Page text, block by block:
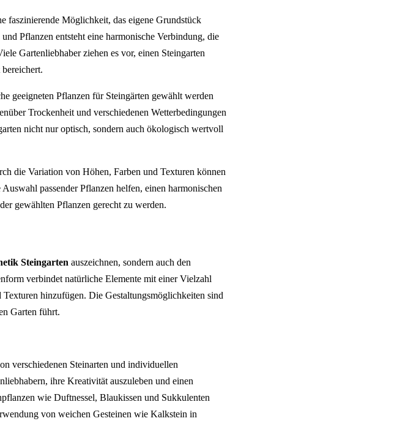
faszinierende Möglichkeit, das eigene Grundstück
Pflanzen entsteht eine harmonische Verbindung, die
Gartenliebhaber ziehen es vor, einen Steingarten
geeigneten Pflanzen für Steingärten gewählt werden
Trockenheit und verschiedenen Wetterbedingungen
nicht nur optisch, sondern auch ökologisch wertvoll
die Variation von Höhen, Farben und Texturen können
passender Pflanzen helfen, einen harmonischen
gewählten Pflanzen gerecht zu werden.
Steingarten auszeichnen, sondern auch den
verbindet natürliche Elemente mit einer Vielzahl
hinzufügen. Die Gestaltungsmöglichkeiten sind
Garten führt.
verschiedenen Steinarten und individuellen
ihre Kreativität auszuleben und einen
wie Duftnessel, Blaukissen und Sukkulenten
von weichen Gesteinen wie Kalkstein in